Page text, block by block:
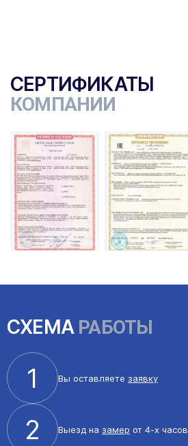
СЕРТИФИКАТЫ
КОМПАНИИ
СХЕМАРАБОТЫ
1 Вы оставляете заявку
2 Выезд на замер от 4-х часов